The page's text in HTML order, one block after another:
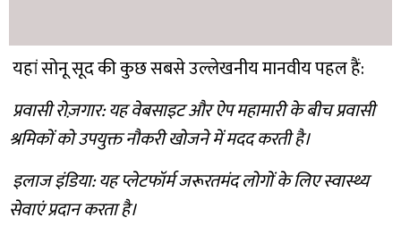
यहां सोनू सूद की कुछ सबसे उल्लेखनीय मानवीय पहल हैं:
प्रवासी रोज़गार: यह वेबसाइट और ऐप महामारी के बीच प्रवासी
श्रमिकों को उपयुक्त नौकरी खोजने में मदद करती है।
इलाज इंडिया: यह प्लेटफॉर्म जरूरतमंद लोगों के लिए स्वास्थ्य
सेवाएं प्रदान करता है।